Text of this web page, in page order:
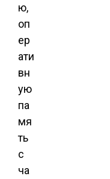
ю,
оп
ер
ати
вн
ую
па
мя
ть
с
ча